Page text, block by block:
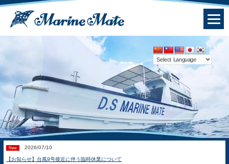
New 2026/07/10
【お知らせ】台風9号接近に伴う臨時休業について